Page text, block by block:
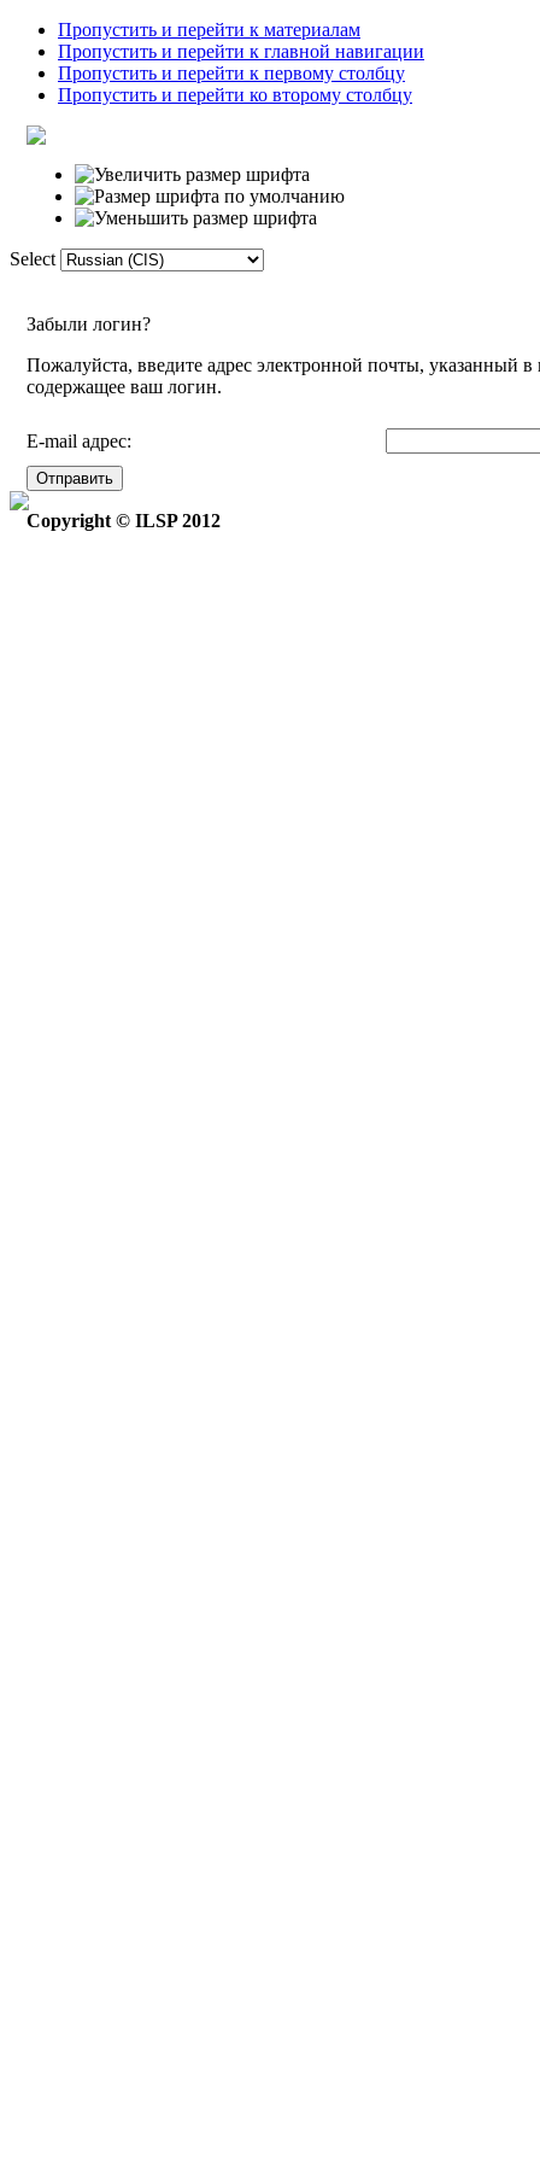
Пропустить и перейти к материалам
Пропустить и перейти к главной навигации
Пропустить и перейти к первому столбцу
Пропустить и перейти ко второму столбцу
Select
Забыли логин?
Пожалуйста, введите адрес электронной почты, указанный
содержащее ваш логин.
E-mail адрес:
Отправить
Copyright © ILSP 2012